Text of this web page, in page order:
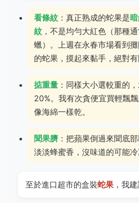
看條紋 ：真正熟成的蛇果是
紋 ，不是均勻大紅色（那種
蠟）。上週在永春市場看到
的蛇果，摸起來黏手，絕對有
掂重量 ：同樣大小選較重的
20%。我有次貪便宜買輕飄
像海綿一樣乾。
聞果臍：把蘋果倒過來聞底
淡淡蜂蜜香，沒味道的可能冷
至於進口超市的盒裝蛇果 ，我